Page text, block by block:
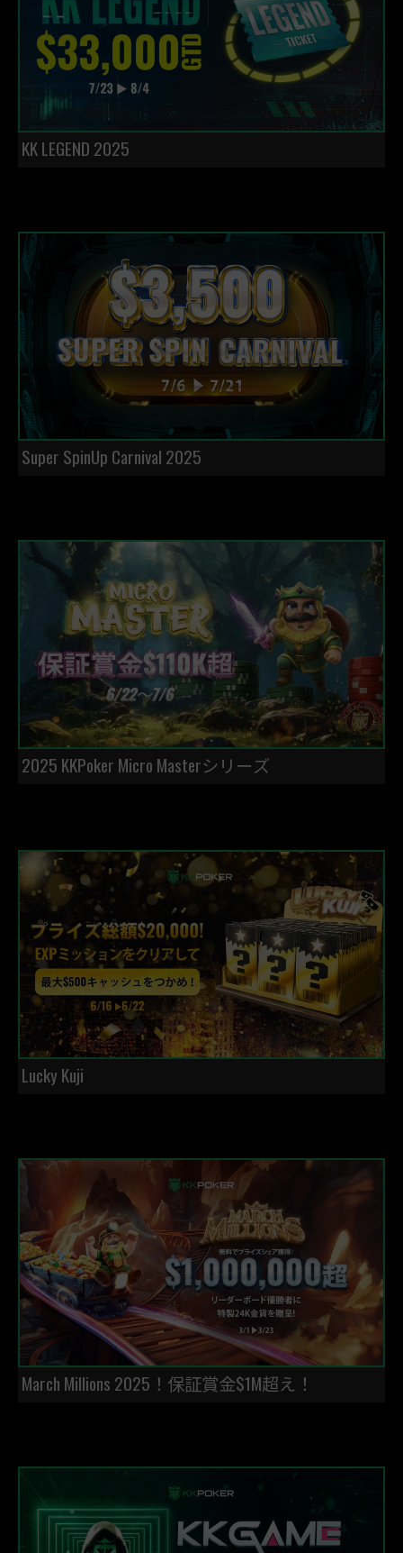
KK LEGEND 2025
Super SpinUp Carnival 2025
2025 KKPoker Micro Masterシリーズ
Lucky Kuji
March Millions 2025！保証賞金$1M超え！